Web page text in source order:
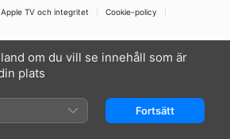
Apple TV och integritet
Cookie-policy
om du vill se innehåll som är
plats
Fortsätt